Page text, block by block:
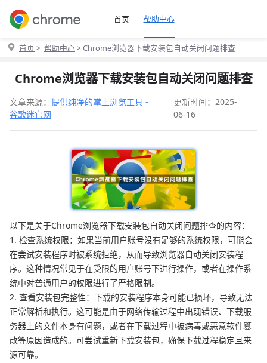
首页 帮助中心
首页 > 帮助中心> Chrome浏览器下载安装包自动关闭问题排查
Chrome浏览器下载安装包自动关闭问题排查
文章来源： 提供纯净的掌上浏览工具 -
谷歌迷官网
更新时间：2025-
06-16
以下是关于Chrome浏览器下载安装包自动关闭问题排查的内容：
1. 检查系统权限：如果当前用户账号没有足够的系统权限，可能会
在尝试安装程序时被系统拒绝，从而导致浏览器自动关闭安装程
序。这种情况常见于在受限的用户账号下进行操作，或者在操作系
统中对普通用户的权限进行了严格限制。
2. 查看安装包完整性：下载的安装程序本身可能已损坏，导致无法
正常解析和执行。这可能是由于网络传输过程中出现错误、下载服
务器上的文件本身有问题，或者在下载过程中被病毒或恶意软件篡
改等原因造成的。可尝试重新下载安装包，确保下载过程稳定且来
源可靠。